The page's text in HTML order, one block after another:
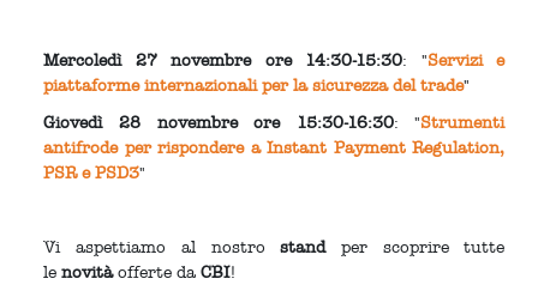
Mercoledì 27 novembre ore 14:30-15:30: "Servizi e
piattaforme internazionali per la sicurezza del trade​"
Giovedì 28 novembre ore 15:30-16:30: "Strumenti
antifrode per rispondere a Instant Payment Regulation,
PSR e PSD3"
Vi aspettiamo al nostrostandper scoprire tutte
lenovitàofferte daCBI!